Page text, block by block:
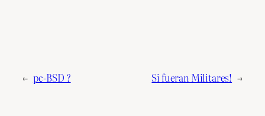
← pc-BSD ? Si fueran Militares! →